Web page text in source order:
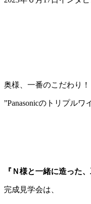
奥様、一番のこだわり！
”Panasonicのトリプル
『Ｎ様と一緒に造った
完成見学会は、